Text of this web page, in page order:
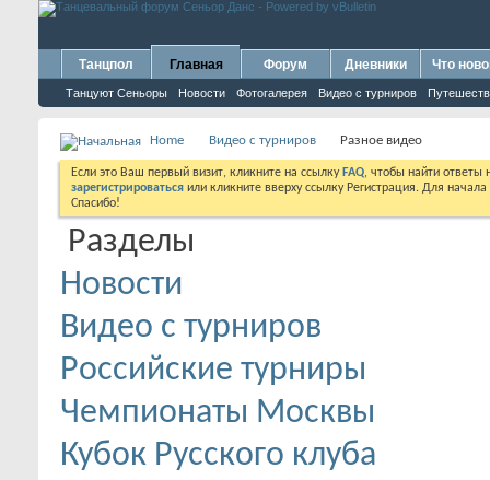
Танцпол Главная
Танцуют Сеньоры Новости Фотогалерея Видео с турниров
Форум Дневники Что
Home Видео с турниров Разное видео
Если это Ваш первый визит, кликните на ссылку FAQ, чтобы найти
зарегистрироваться или кликните вверху ссылку Регистрация. Для
Спасибо!
Разделы
Новости
Видео с турниров
Российские турниры
Чемпионаты Москвы
Кубок Русского клуба